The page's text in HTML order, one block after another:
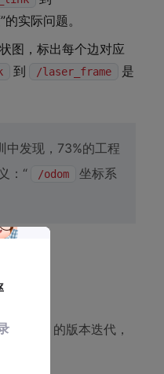
实际问题。
图，标出每个边对应
到 /laser_frame
是
中发现，73%的工程
：“ /odom
坐标系
）的版本迭代，